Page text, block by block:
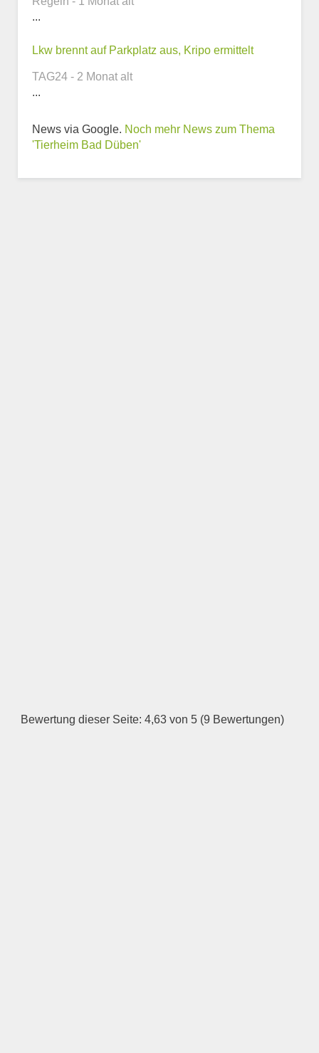
Weitere Informationen
zum Tierheim
...
Lkw brennt auf Parkplatz aus, Kripo ermittelt
TAG24 - 2 Monat alt
...
News via Google. Noch mehr News zum Thema
'Tierheim Bad Düben'
Bewertung dieser Seite: 4,63 von 5 (9 Bewertungen)